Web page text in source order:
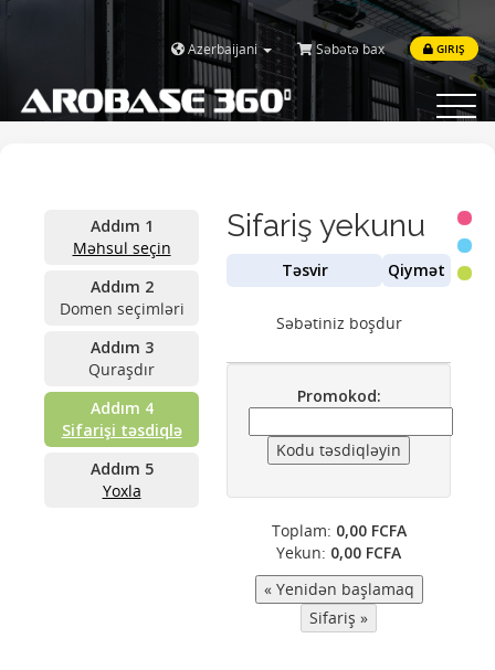
Azerbaijani Səbətə bax GIRIŞ
Toggle
Addım 1
Məhsul seçin
Addım 2
Domen seçimləri
Addım 3
Quraşdır
Addım 4
Sifarişi təsdiqlə
Addım 5
Yoxla
Sifariş yekunu
Təsvir Qiymət
Səbətiniz boşdur
Promokod:
Toplam: 0,00 FCFA
Yekun: 0,00 FCFA